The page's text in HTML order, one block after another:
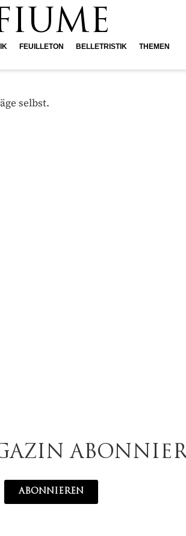
FEUILLETON BELLETRISTIK THEMEN
selbst.
ABONNIEREN